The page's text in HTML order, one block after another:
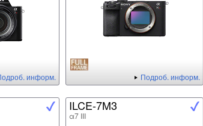
информ. Подроб. информ.
ILCE-7M3
α7 III